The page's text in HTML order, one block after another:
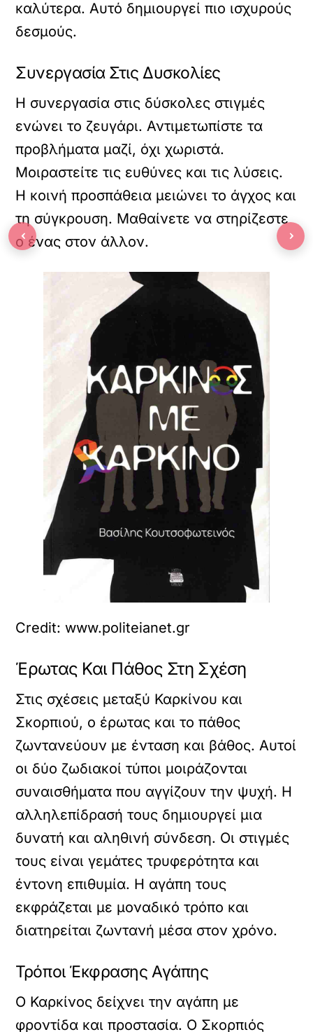
καλύτερα. Αυτό δημιουργεί πιο ισχυρούς
δεσμούς.
Συνεργασία Στις Δυσκολίες
Η συνεργασία στις δύσκολες στιγμές
ενώνει το ζευγάρι. Αντιμετωπίστε τα
προβλήματα μαζί, όχι χωριστά.
Μοιραστείτε τις ευθύνες και τις λύσεις.
Η κοινή προσπάθεια μειώνει το άγχος και
τη σύγκρουση. Μαθαίνετε να στηρίζεστε
ο ένας στον άλλον.
Credit: www.politeianet.gr
Έρωτας Και Πάθος Στη Σχέση
Στις σχέσεις μεταξύ Καρκίνου και
Σκορπιού, ο έρωτας και το πάθος
ζωντανεύουν με ένταση και βάθος. Αυτοί
οι δύο ζωδιακοί τύποι μοιράζονται
συναισθήματα που αγγίζουν την ψυχή. Η
αλληλεπίδρασή τους δημιουργεί μια
δυνατή και αληθινή σύνδεση. Οι στιγμές
τους είναι γεμάτες τρυφερότητα και
έντονη επιθυμία. Η αγάπη τους
εκφράζεται με μοναδικό τρόπο και
διατηρείται ζωντανή μέσα στον χρόνο.
Τρόποι Έκφρασης Αγάπης
Ο Καρκίνος δείχνει την αγάπη με
φροντίδα και προστασία. Ο Σκορπιός
‹ ›